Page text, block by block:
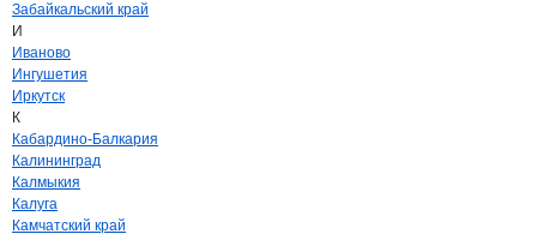
Забайкальский край
И
Иваново
Ингушетия
Иркутск
К
Кабардино-Балкария
Калининград
Калмыкия
Калуга
Камчатский край